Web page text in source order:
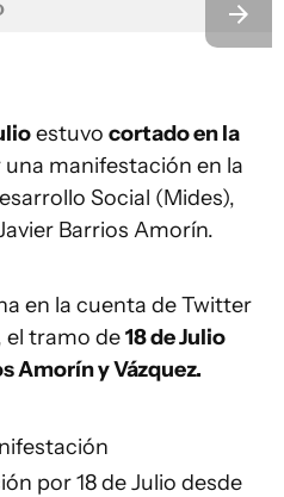
estuvo cortado en la
una manifestación en la
Social (Mides),
Barrios Amorín.
en la cuenta de Twitter
el tramo de18 de Julio
Amorín y Vázquez.
por 18 de Julio desde